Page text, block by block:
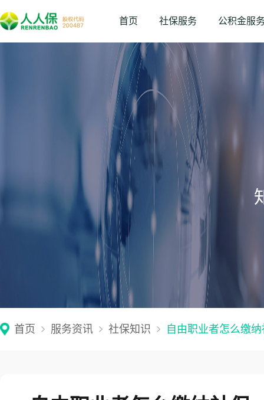
首页 社保服务 公积金服
首页 服务资讯 社保知识 自由职业者怎么缴